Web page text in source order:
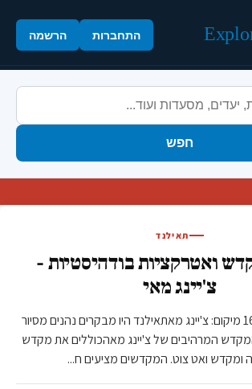
התחברות הרשמה
חפש
תאילנד
ואטרקציות בודהיסטיות -
צ'יינג מאי
ריך: 16/05/2025 מיקום: צ'יינג מאתאילנד היו מבקרים נהנים מסיור
המרהיבים של צ'יינג מאהכוללים את מקדש
ומקדש ואט צוט. המקדשים מציעים ח...